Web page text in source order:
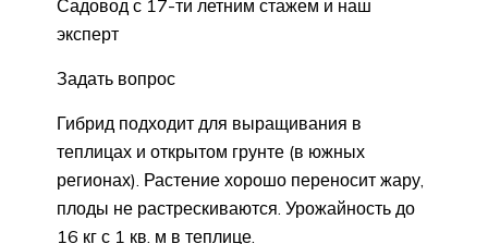
Садовод с 17-ти летним стажем и наш
эксперт
Задать вопрос
Гибрид подходит для выращивания в
теплицах и открытом грунте (в южных
регионах). Растение хорошо переносит жару,
плоды не растрескиваются. Урожайность до
16 кг с 1 кв. м в теплице.